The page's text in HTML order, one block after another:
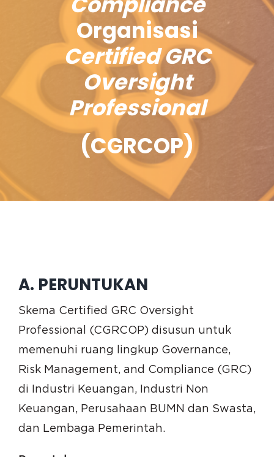
Organisasi
Certified GRC
Oversight
Professional
(CGRCOP)
A. PERUNTUKAN
Skema Certified GRC Oversight
Professional (CGRCOP) disusun untuk
memenuhi ruang lingkup Governance,
Risk Management, and Compliance (GRC)
di Industri Keuangan, Industri Non
Keuangan, Perusahaan BUMN dan Swasta,
dan Lembaga Pemerintah.